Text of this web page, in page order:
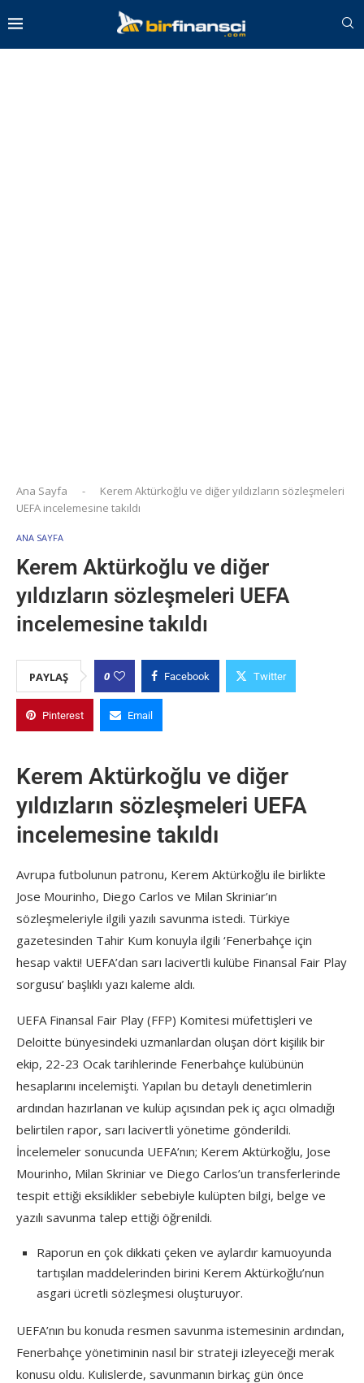
Ana Sayfa -
Kerem Aktürkoğlu ve diğer yıldızların sözleşmeleri
UEFA incelemesine takıldı
ANA SAYFA
Kerem Aktürkoğlu ve diğer
yıldızların sözleşmeleri UEFA
incelemesine takıldı
PAYLAŞ 0 Facebook Twitter
Pinterest Email
Kerem Aktürkoğlu ve diğer
yıldızların sözleşmeleri UEFA
incelemesine takıldı
Avrupa futbolunun patronu, Kerem Aktürkoğlu ile birlikte
Jose Mourinho, Diego Carlos ve Milan Skriniar’ın
sözleşmeleriyle ilgili yazılı savunma istedi. Türkiye
gazetesinden Tahir Kum konuyla ilgili ‘Fenerbahçe için
hesap vakti! UEFA’dan sarı lacivertli kulübe Finansal Fair Play
sorgusu’ başlıklı yazı kaleme aldı.
UEFA Finansal Fair Play (FFP) Komitesi müfettişleri ve
Deloitte bünyesindeki uzmanlardan oluşan dört kişilik bir
ekip, 22-23 Ocak tarihlerinde Fenerbahçe kulübünün
hesaplarını incelemişti. Yapılan bu detaylı denetimlerin
ardından hazırlanan ve kulüp açısından pek iç açıcı olmadığı
belirtilen rapor, sarı lacivertli yönetime gönderildi.
İncelemeler sonucunda UEFA’nın; Kerem Aktürkoğlu, Jose
Mourinho, Milan Skriniar ve Diego Carlos’un transferlerinde
tespit ettiği eksiklikler sebebiyle kulüpten bilgi, belge ve
yazılı savunma talep ettiği öğrenildi.
Raporun en çok dikkati çeken ve aylardır kamuoyunda
tartışılan maddelerinden birini Kerem Aktürkoğlu’nun
asgari ücretli sözleşmesi oluşturuyor.
UEFA’nın bu konuda resmen savunma istemesinin ardından,
Fenerbahçe yönetiminin nasıl bir strateji izleyeceği merak
konusu oldu. Kulislerde, savunmanın birkaç gün önce